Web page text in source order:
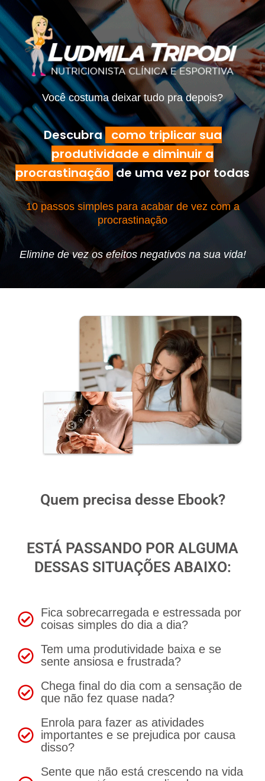
Você costuma deixar tudo pra depois?
Descubracomo triplicar sua
produtividade e diminuir a
procrastinação de uma vez por todas
10 passos simples para acabar de vez com a
procrastinação
Elimine de vez os efeitos negativos na sua vida!
Quem precisa desse Ebook?
ESTÁ PASSANDO POR ALGUMA
DESSAS SITUAÇÕES ABAIXO:
Fica sobrecarregada e estressada por
coisas simples do dia a dia?
Tem uma produtividade baixa e se
sente ansiosa e frustrada?
Chega final do dia com a sensação de
que não fez quase nada?
Enrola para fazer as atividades
importantes e se prejudica por causa
disso?
Sente que não está crescendo na vida